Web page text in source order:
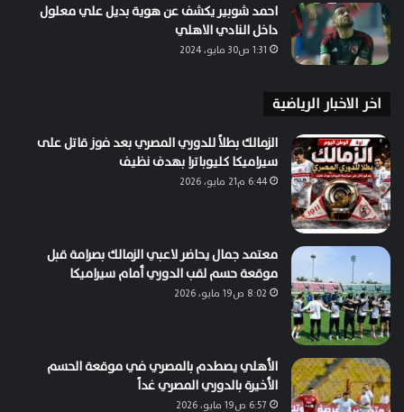
احمد شوبير يكشف عن هوية بديل علي معلول
داخل النادي الاهلي
1:31 ص30 مايو، 2024
اخر الاخبار الرياضية
الزمالك بطلاً للدوري المصري بعد فوز قاتل على
سيراميكا كليوباترا بهدف نظيف
6:44 م21 مايو، 2026
معتمد جمال يحاضر لاعبي الزمالك بصرامة قبل
موقعة حسم لقب الدوري أمام سيراميكا
8:02 ص19 مايو، 2026
الأهلي يصطدم بالمصري في موقعة الحسم
الأخيرة بالدوري المصري غداً
6:57 ص19 مايو، 2026